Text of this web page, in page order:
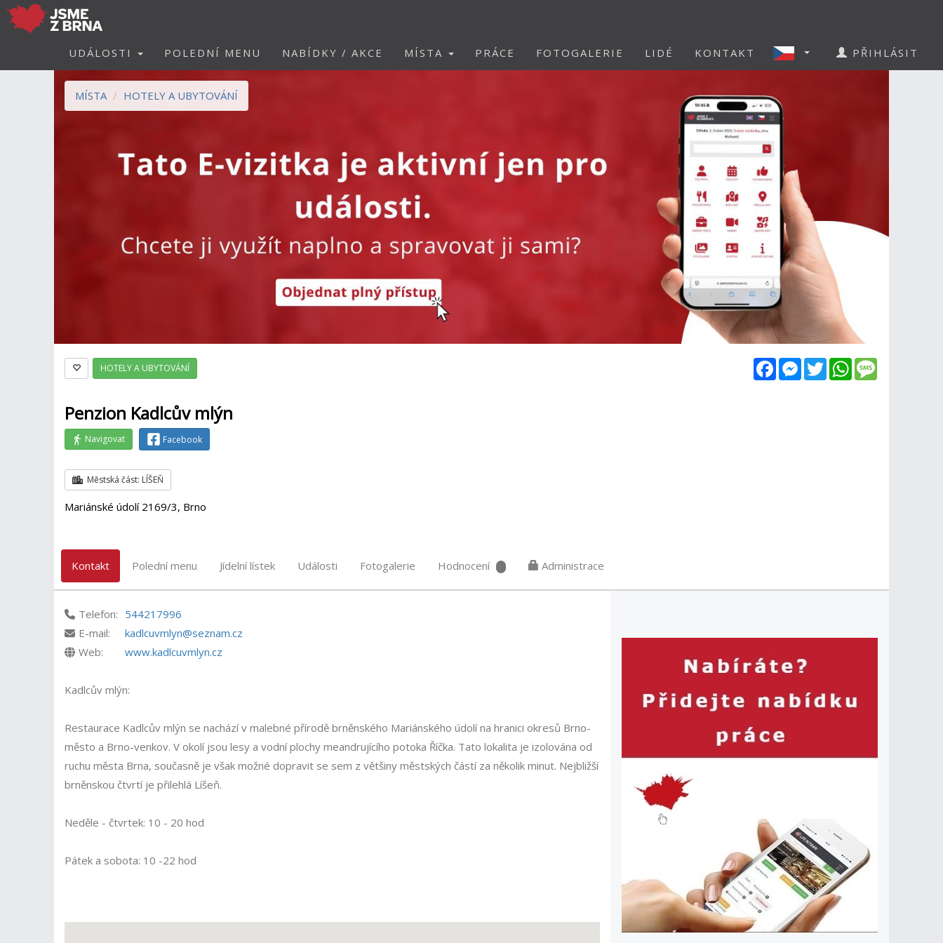
UDÁLOSTI POLEDNÍ MENU NABÍDKY / AKCE MÍSTA PRÁCE FOTOGALERIE LIDÉ KONTAKT PŘIHLÁSIT
MÍSTA HOTELY A UBYTOVÁNÍ
FacebookMessenger
TwitterWhatsApp
HOTELY A UBYTOVÁNÍ
Penzion Kadlcův mlýn
Navigovat Facebook
Městská část: LÍŠEŇ
Mariánské údolí 2169/3, Brno
Kontakt Polední menu Jídelní lístek Události Fotogalerie Hodnocení Administrace
Telefon: 544217996
E-mail:
kadlcuvmlyn@seznam.cz
Web:
www.kadlcuvmlyn.cz
Kadlcův mlýn:
Restaurace Kadlcův mlýn se nachází v malebné přírodě brněnského Mariánského údolí na hranici okresů Brno-
město a Brno-venkov. V okolí jsou lesy a vodní plochy meandrujícího potoka Říčka. Tato lokalita je izolována od
ruchu města Brna, současně je však možné dopravit se sem z většiny městských částí za několik minut. Nejbližší
brněnskou čtvrtí je přilehlá Líšeň.
Neděle - čtvrtek: 10 - 20 hod
Pátek a sobota: 10 -22 hod